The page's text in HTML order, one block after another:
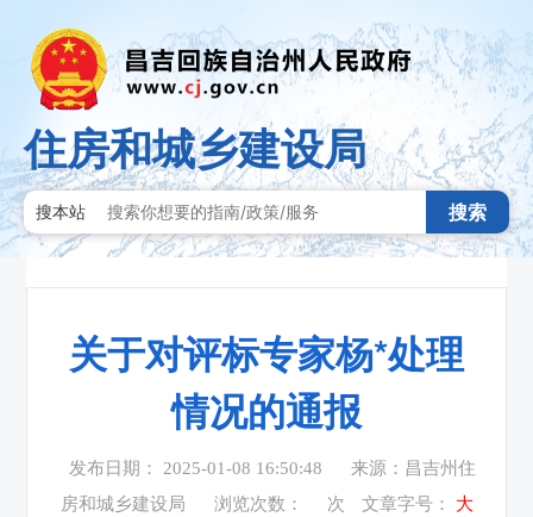
住房和城乡建设局
搜本站 搜索
关于对评标专家杨*处理
情况的通报
发布日期： 2025-01-08 16:50:48
来源：昌吉州住
房和城乡建设局
浏览次数： 次 文章字号： 大